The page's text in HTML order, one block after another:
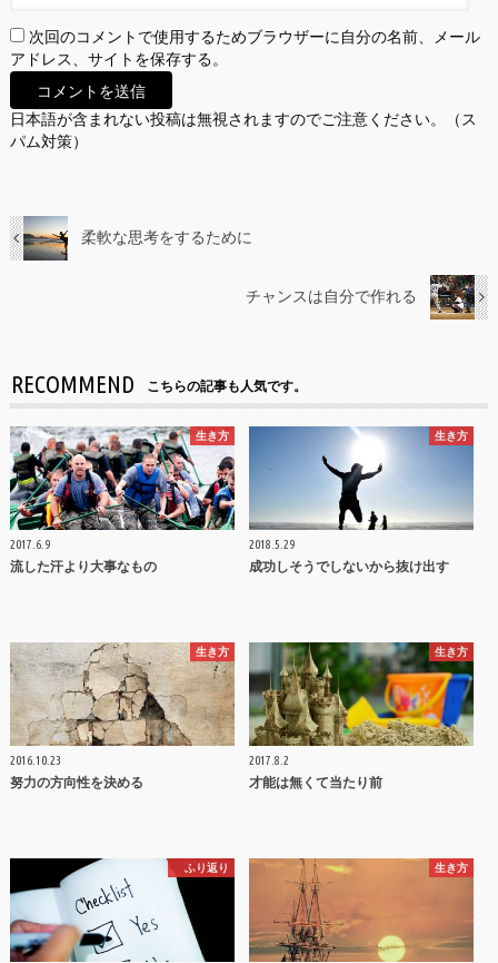
次回のコメントで使用するためブラウザーに自分の名前、メール
アドレス、サイトを保存する。
日本語が含まれない投稿は無視されますのでご注意ください。（ス
パム対策）
柔軟な思考をするために
チャンスは自分で作れる
RECOMMEND こちらの記事も人気です。
生き方
2017.6.9
流した汗より大事なもの
生き方
2018.5.29
成功しそうでしないから抜け出す
生き方
2016.10.23
努力の方向性を決める
生き方
2017.8.2
才能は無くて当たり前
ふり返り 生き方